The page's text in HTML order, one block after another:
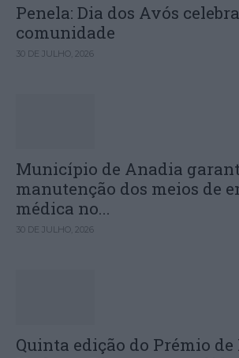
Penela: Dia dos Avós
comunidade
30 DE JULHO, 2026
Município de Anadia
manutenção dos meios de
médica no...
30 DE JULHO, 2026
Quinta edição do Prémio